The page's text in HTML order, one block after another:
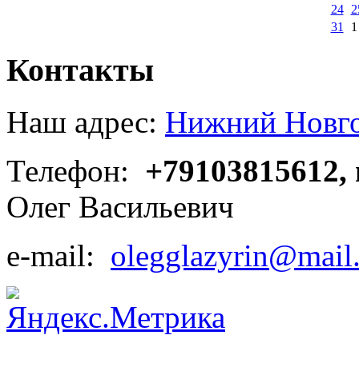
24
31
1
Контакты
Наш адрес: Нижний
Телефон:
Олег Васильевич
e-mail: